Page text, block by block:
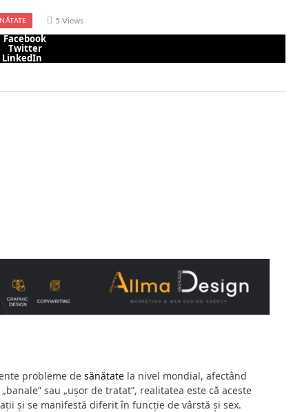
5 Views
Facebook
Twitter
LinkedIn
probleme de sănătate la nivel mondial, afectând
sau „ușor de tratat”, realitatea este că aceste
și se manifestă diferit în funcție de vârstă și sex.